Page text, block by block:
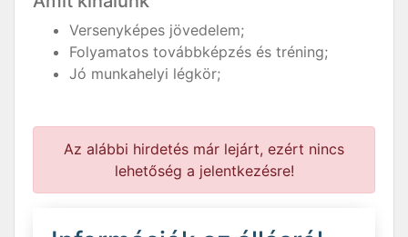
Versenyképes jövedelem;
Folyamatos továbbképzés és tréning;
Jó munkahelyi légkör;
Az alábbi hirdetés már lejárt, ezért nincs
lehetőség a jelentkezésre!